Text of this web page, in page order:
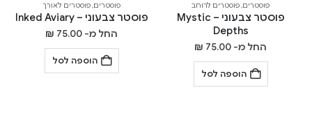
פוסטרים,פוסטרים לרוחב
פוסטר צבעוני – Mystic
Depths
החל מ- ₪ 75.00
הוספה לסל
פוסטרים,פוסטרים לאורך
פוסטר צבעוני – Inked Aviary
החל מ- ₪ 75.00
הוספה לסל